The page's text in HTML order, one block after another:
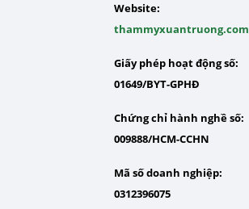
Website:
thammyxuantruong.com
Giấy phép hoạt động số:
01649/BYT-GPHĐ
Chứng chỉ hành nghề số:
009888/HCM-CCHN
Mã số doanh nghiệp:
0312396075